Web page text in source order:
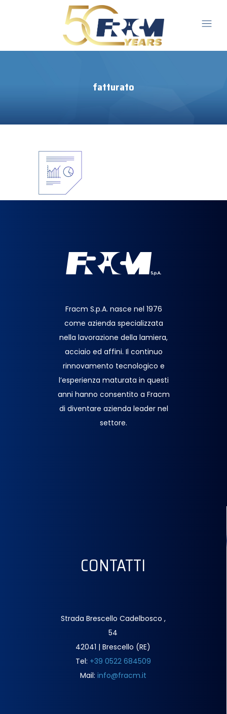
fatturato
Fracm S.p.A. nasce nel 1976
come azienda specializzata
nella lavorazione della lamiera,
acciaio ed affini. Il continuo
rinnovamento tecnologico e
l’esperienza maturata in questi
anni hanno consentito a Fracm
di diventare azienda leader nel
settore.
CONTATTI
Strada Brescello Cadelbosco ,
54
42041 | Brescello (RE)
Tel: +39 0522 684509
Mail: info@fracm.it